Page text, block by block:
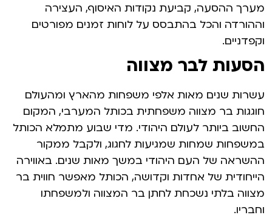
מערך ההסעה, קביעת נקודות האיסוף, העצירה
וההורדה והכל בהתבסס על לוחות זמנים מפורטים
וקפדניים.
הסעות לבר מצווה
עשרות שנים מאות אלפי משפחות מהארץ ומהעולם
חוגגות בר מצווה משפחתית בכותל המערבי, המקום
החשוב ביותר לעולם היהודי. מדי שבוע מתמלא הכותל
במשפחות שמחות שמגיעות לחגוג, ולקבל ממקור
ההשראה של העם היהודי במשך מאות שנים. באווירה
הייחודית של אחדות וקדושה, הכותל מאפשר חווית בר
מצווה בלתי נשכחת לחתן בר המצווה ולמשפחתו
וחבריו.